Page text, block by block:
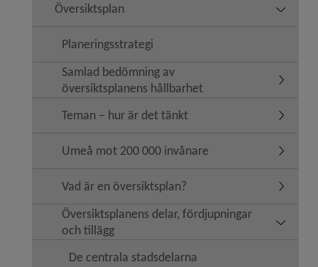
Översiktsplan
Planeringsstrategi
Samlad bedömning av
översiktsplanens hållbarhet
Teman – hur är det tänkt
Umeå mot 200 000 invånare
Vad är en översiktsplan?
Översiktsplanens delar, fördjupningar
och tillägg
De centrala stadsdelarna